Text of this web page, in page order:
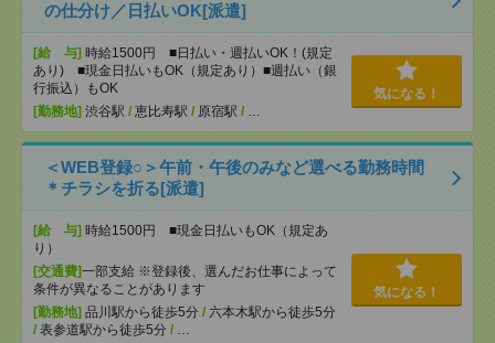
の仕分け／日払いOK[派遣]
[給 与] 時給1500円 ■日払い・週払いOK！(規定
あり) ■現金日払いもOK（規定あり）■週払い（銀
行振込）もOK
[勤務地] 渋谷駅 / 恵比寿駅 / 原宿駅 / …
気になる！
＜WEB登録○＞午前・午後のみなど選べる勤務時間
＊チラシを折る[派遣]
[給 与] 時給1500円 ■現金日払いもOK（規定あ
り）
[交通費]一部支給 ※登録後、選んだお仕事によって
条件が異なることがあります
[勤務地] 品川駅から徒歩5分 / 六本木駅から徒歩5分
/ 表参道駅から徒歩5分 / …
気になる！